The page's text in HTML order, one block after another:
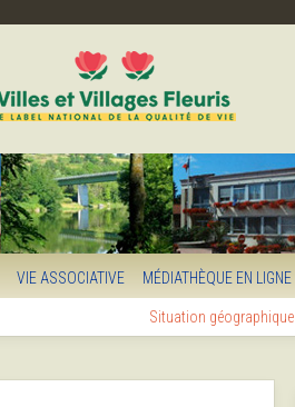
VIE ASSOCIATIVE MÉDIATHÈQUE EN LIGNE
Situation géographique